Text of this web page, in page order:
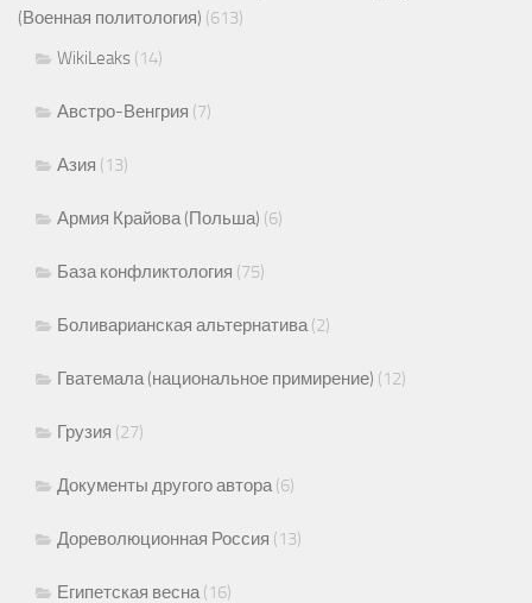
(Военная политология) (613)
WikiLeaks (14)
Австро-Венгрия (7)
Азия (13)
Армия Крайова (Польша) (6)
База конфликтология (75)
Боливарианская альтернатива(2)
Гватемала (национальное примирение) (12)
Грузия (27)
Документы другого автора(6)
Дореволюционная Россия (13)
Египетская весна(16)